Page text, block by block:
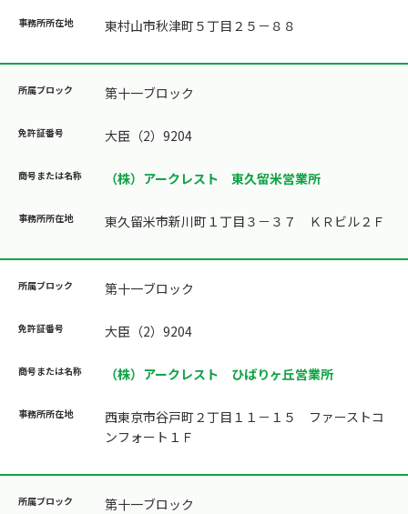
東村山市秋津町５丁目２５－８８
第十一ブロック
大臣（2）9204
（株）アークレスト 東久留米営業所
東久留米市新川町１丁目３－３７ ＫＲビル２Ｆ
第十一ブロック
大臣（2）9204
（株）アークレスト ひばりヶ丘営業所
西東京市谷戸町２丁目１１－１５ ファーストコ
ンフォート１Ｆ
第十一ブロック